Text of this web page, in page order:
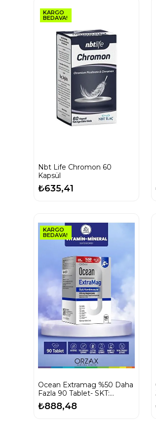
KARGO
BEDAVA!
Nbt Life Chromon 60
Kapsül
₺635,41
KARGO
BEDAVA!
Ocean Extramag %50 Daha
Fazla 90 Tablet- SKT:
02/2028
₺888,48